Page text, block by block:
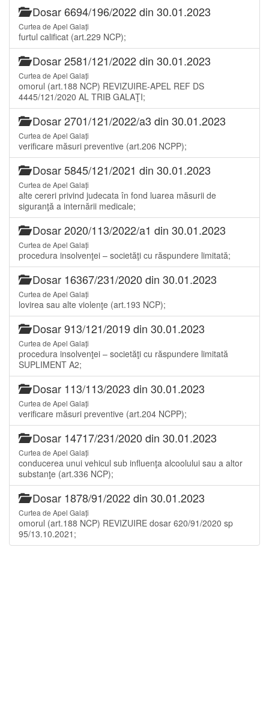
Dosar 6694/196/2022 din 30.01.2023
Curtea de Apel Galați
furtul calificat (art.229 NCP);
Dosar 2581/121/2022 din 30.01.2023
Curtea de Apel Galați
omorul (art.188 NCP) REVIZUIRE-APEL REF DS
4445/121/2020 AL TRIB GALAŢI;
Dosar 2701/121/2022/a3 din 30.01.2023
Curtea de Apel Galați
verificare măsuri preventive (art.206 NCPP);
Dosar 5845/121/2021 din 30.01.2023
Curtea de Apel Galați
alte cereri privind judecata în fond luarea măsurii de
siguranţă a internării medicale;
Dosar 2020/113/2022/a1 din 30.01.2023
Curtea de Apel Galați
procedura insolvenţei – societăţi cu răspundere limitată;
Dosar 16367/231/2020 din 30.01.2023
Curtea de Apel Galați
lovirea sau alte violenţe (art.193 NCP);
Dosar 913/121/2019 din 30.01.2023
Curtea de Apel Galați
procedura insolvenţei – societăţi cu răspundere limitată
SUPLIMENT A2;
Dosar 113/113/2023 din 30.01.2023
Curtea de Apel Galați
verificare măsuri preventive (art.204 NCPP);
Dosar 14717/231/2020 din 30.01.2023
Curtea de Apel Galați
conducerea unui vehicul sub influenţa alcoolului sau a altor
substanţe (art.336 NCP);
Dosar 1878/91/2022 din 30.01.2023
Curtea de Apel Galați
omorul (art.188 NCP) REVIZUIRE dosar 620/91/2020 sp
95/13.10.2021;